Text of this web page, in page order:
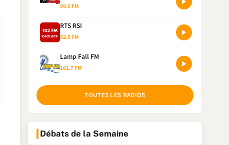
99.0 FM
RTS RSI
92.5 FM
Lamp Fall FM
101.7 FM
TOUTES LES RADIOS
Débats de la Semaine